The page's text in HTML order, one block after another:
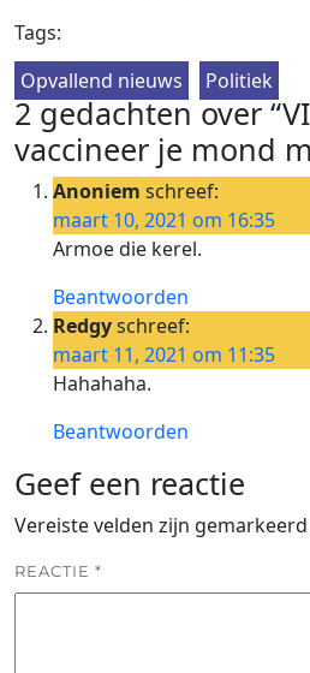
Tags:
Opvallend nieuws
Politiek
2 gedachten over
vaccineer je mond
Anoniem schreef:
maart 10, 2021 om 16:35
Armoe die kerel.
Beantwoorden
Redgyschreef:
maart 11, 2021 om 11:35
Hahahaha.
Beantwoorden
Geef een reactie
Vereiste velden zijn
REACTIE *